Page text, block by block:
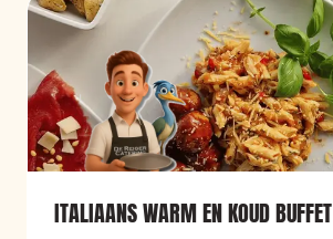
ITALIAANS WARM EN KOUD BUFFET